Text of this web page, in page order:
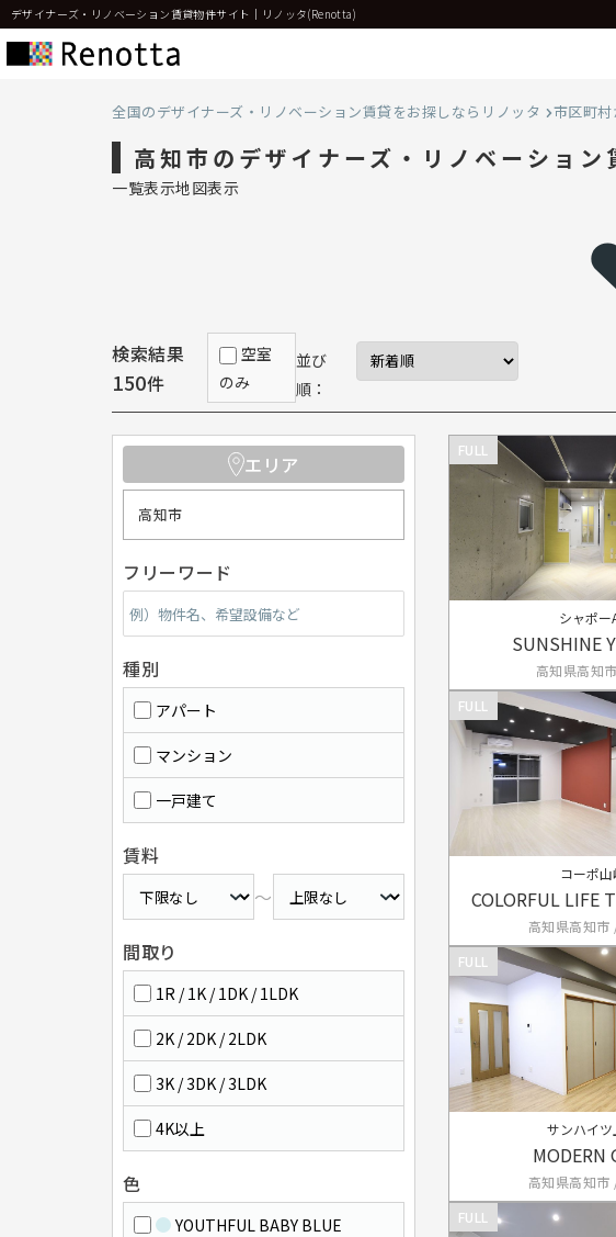
デザイナーズ・リノベーション賃貸物件サイト｜リノッタ(Renotta)
全国のデザイナーズ・リノベーション賃貸をお探しならリノッタ 市区町
高知市のデザイナーズ・リノベーショ
一覧表示地図表示
検索結果
150件
空室
のみ
並び
順：
FULL
シャポー
SUNSHINE
高知県高知
FULL
コーポ山
高知県高知市
FULL
サンハイツ
MODERN
高知県高知市
FULL
エリア
高知市
フリーワード
種別
アパート
マンション
一戸建て
賃料
～
間取り
1R / 1K / 1DK / 1LDK
2K / 2DK / 2LDK
3K / 3DK / 3LDK
4K以上
色
YOUTHFUL BABY BLUE